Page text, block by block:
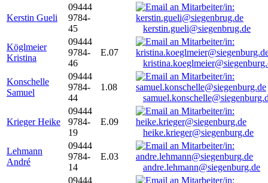
Kerstin Gueli
09444
9784-
45
kerstin.gueli@siegenbrug.de
Köglmeier
Kristina
09444
9784-
46
E.07
Konschelle
Samuel
09444
9784-
44
1.08
Krieger Heike
09444
9784-
19
E.09
heike.krieger@siegenburg.de
Lehmann
André
09444
9784-
14
E.03
andre.lehmann@siegenburg.de
09444